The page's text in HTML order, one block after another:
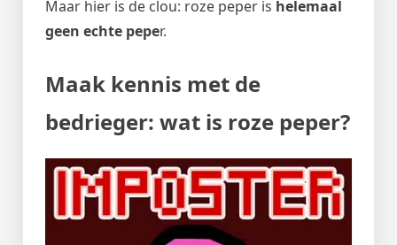
Maar hier is de clou: roze peper is helemaal
geen echte peper.
Maak kennis met de
bedrieger: wat is roze peper?